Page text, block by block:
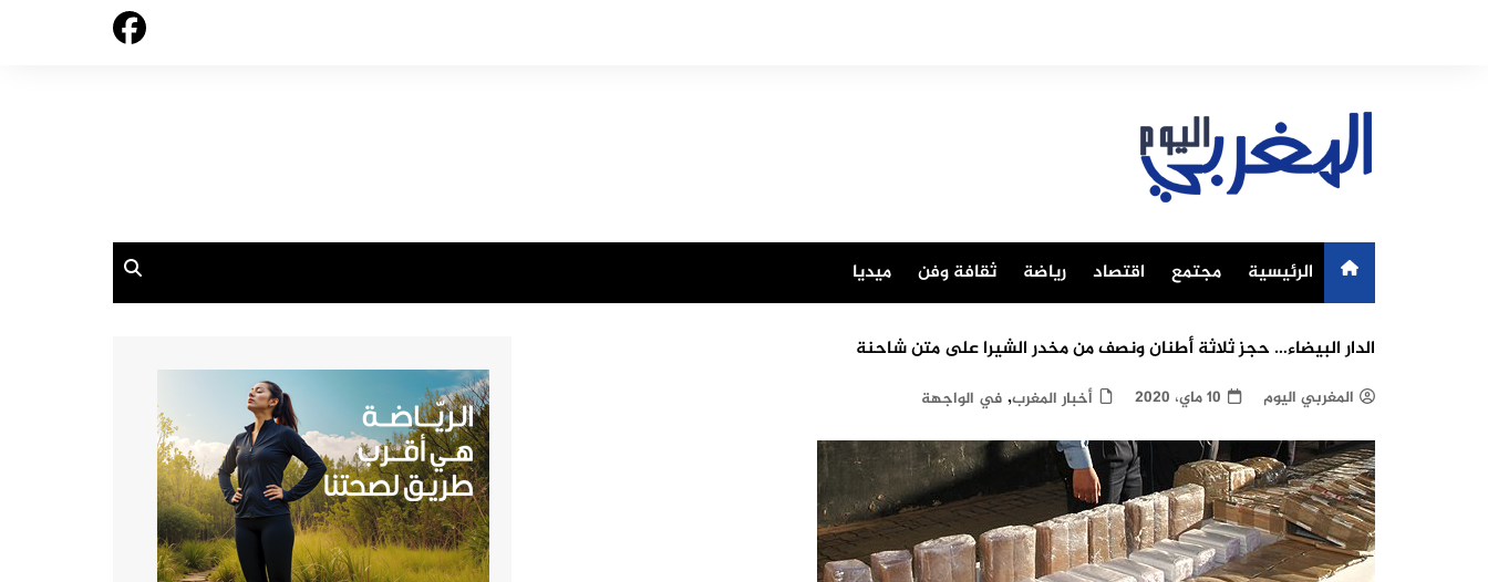
الرئيسية مجتمع اقتصاد رياضة ثقافة وفن ميديا
الدار البيضاء… حجز ثلاثة أطنان ونصف من مخدر الشيرا على متن شاحنة
المغربي اليوم 10 ماي، 2020 أخبار المغرب, في الواجهة